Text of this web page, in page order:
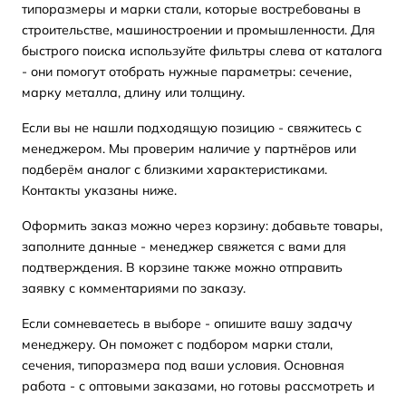
типоразмеры и марки стали, которые востребованы в
строительстве, машиностроении и промышленности. Для
быстрого поиска используйте фильтры слева от каталога
- они помогут отобрать нужные параметры: сечение,
марку металла, длину или толщину.
Если вы не нашли подходящую позицию - свяжитесь с
менеджером. Мы проверим наличие у партнёров или
подберём аналог с близкими характеристиками.
Контакты указаны ниже.
Оформить заказ можно через корзину: добавьте товары,
заполните данные - менеджер свяжется с вами для
подтверждения. В корзине также можно отправить
заявку с комментариями по заказу.
Если сомневаетесь в выборе - опишите вашу задачу
менеджеру. Он поможет с подбором марки стали,
сечения, типоразмера под ваши условия. Основная
работа - с оптовыми заказами, но готовы рассмотреть и